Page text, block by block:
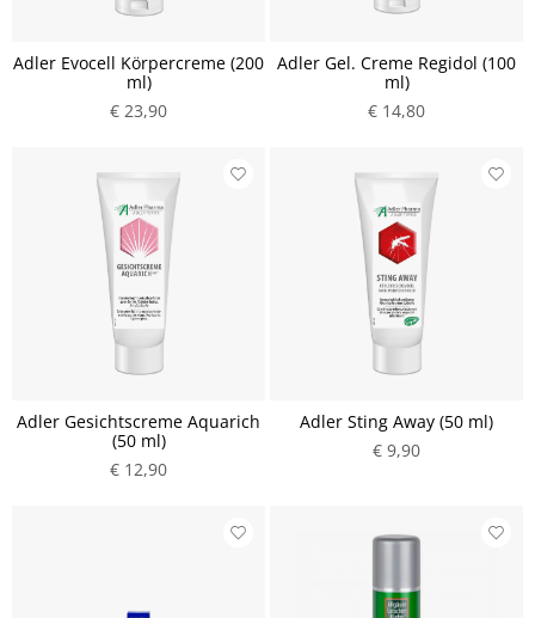
Adler Evocell Körpercreme (200
ml)
€ 23,90
Adler Gel. Creme Regidol (100
ml)
€ 14,80
Adler Gesichtscreme Aquarich
(50 ml)
€ 12,90
Adler Sting Away (50 ml)
€ 9,90